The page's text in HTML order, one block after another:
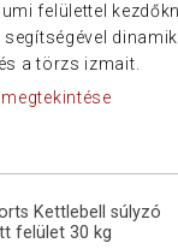
felülettel
segítségével
a törzs izmait.
Kettlebell súlyzó
felület 30 kg